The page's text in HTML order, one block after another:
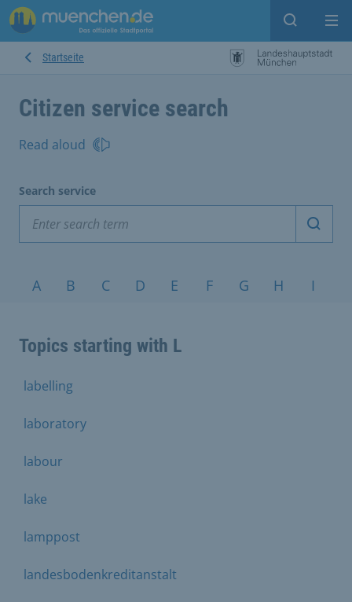
Open
Startseite
Citizen service search
Read aloud
Search service
Start
Topics A-Z
A B C D E F G H I
Topics starting with L
labelling
laboratory
labour
lake
lamppost
landesbodenkreditanstalt